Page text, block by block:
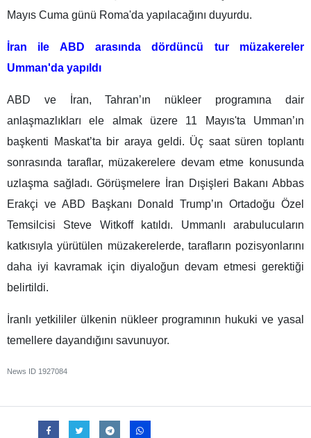
Mayıs Cuma günü Roma'da yapılacağını duyurdu.
İran ile ABD arasında dördüncü tur müzakereler
Umman'da yapıldı
ABD ve İran, Tahran’ın nükleer programına dair
anlaşmazlıkları ele almak üzere 11 Mayıs'ta Umman’ın
başkenti Maskat’ta bir araya geldi. Üç saat süren toplantı
sonrasında taraflar, müzakerelere devam etme konusunda
uzlaşma sağladı. Görüşmelere İran Dışişleri Bakanı Abbas
Erakçi ve ABD Başkanı Donald Trump’ın Ortadoğu Özel
Temsilcisi Steve Witkoff katıldı. Ummanlı arabulucuların
katkısıyla yürütülen müzakerelerde, tarafların pozisyonlarını
daha iyi kavramak için diyaloğun devam etmesi gerektiği
belirtildi.
İranlı yetkililer ülkenin nükleer programının hukuki ve yasal
temellere dayandığını savunuyor.
News ID 1927084